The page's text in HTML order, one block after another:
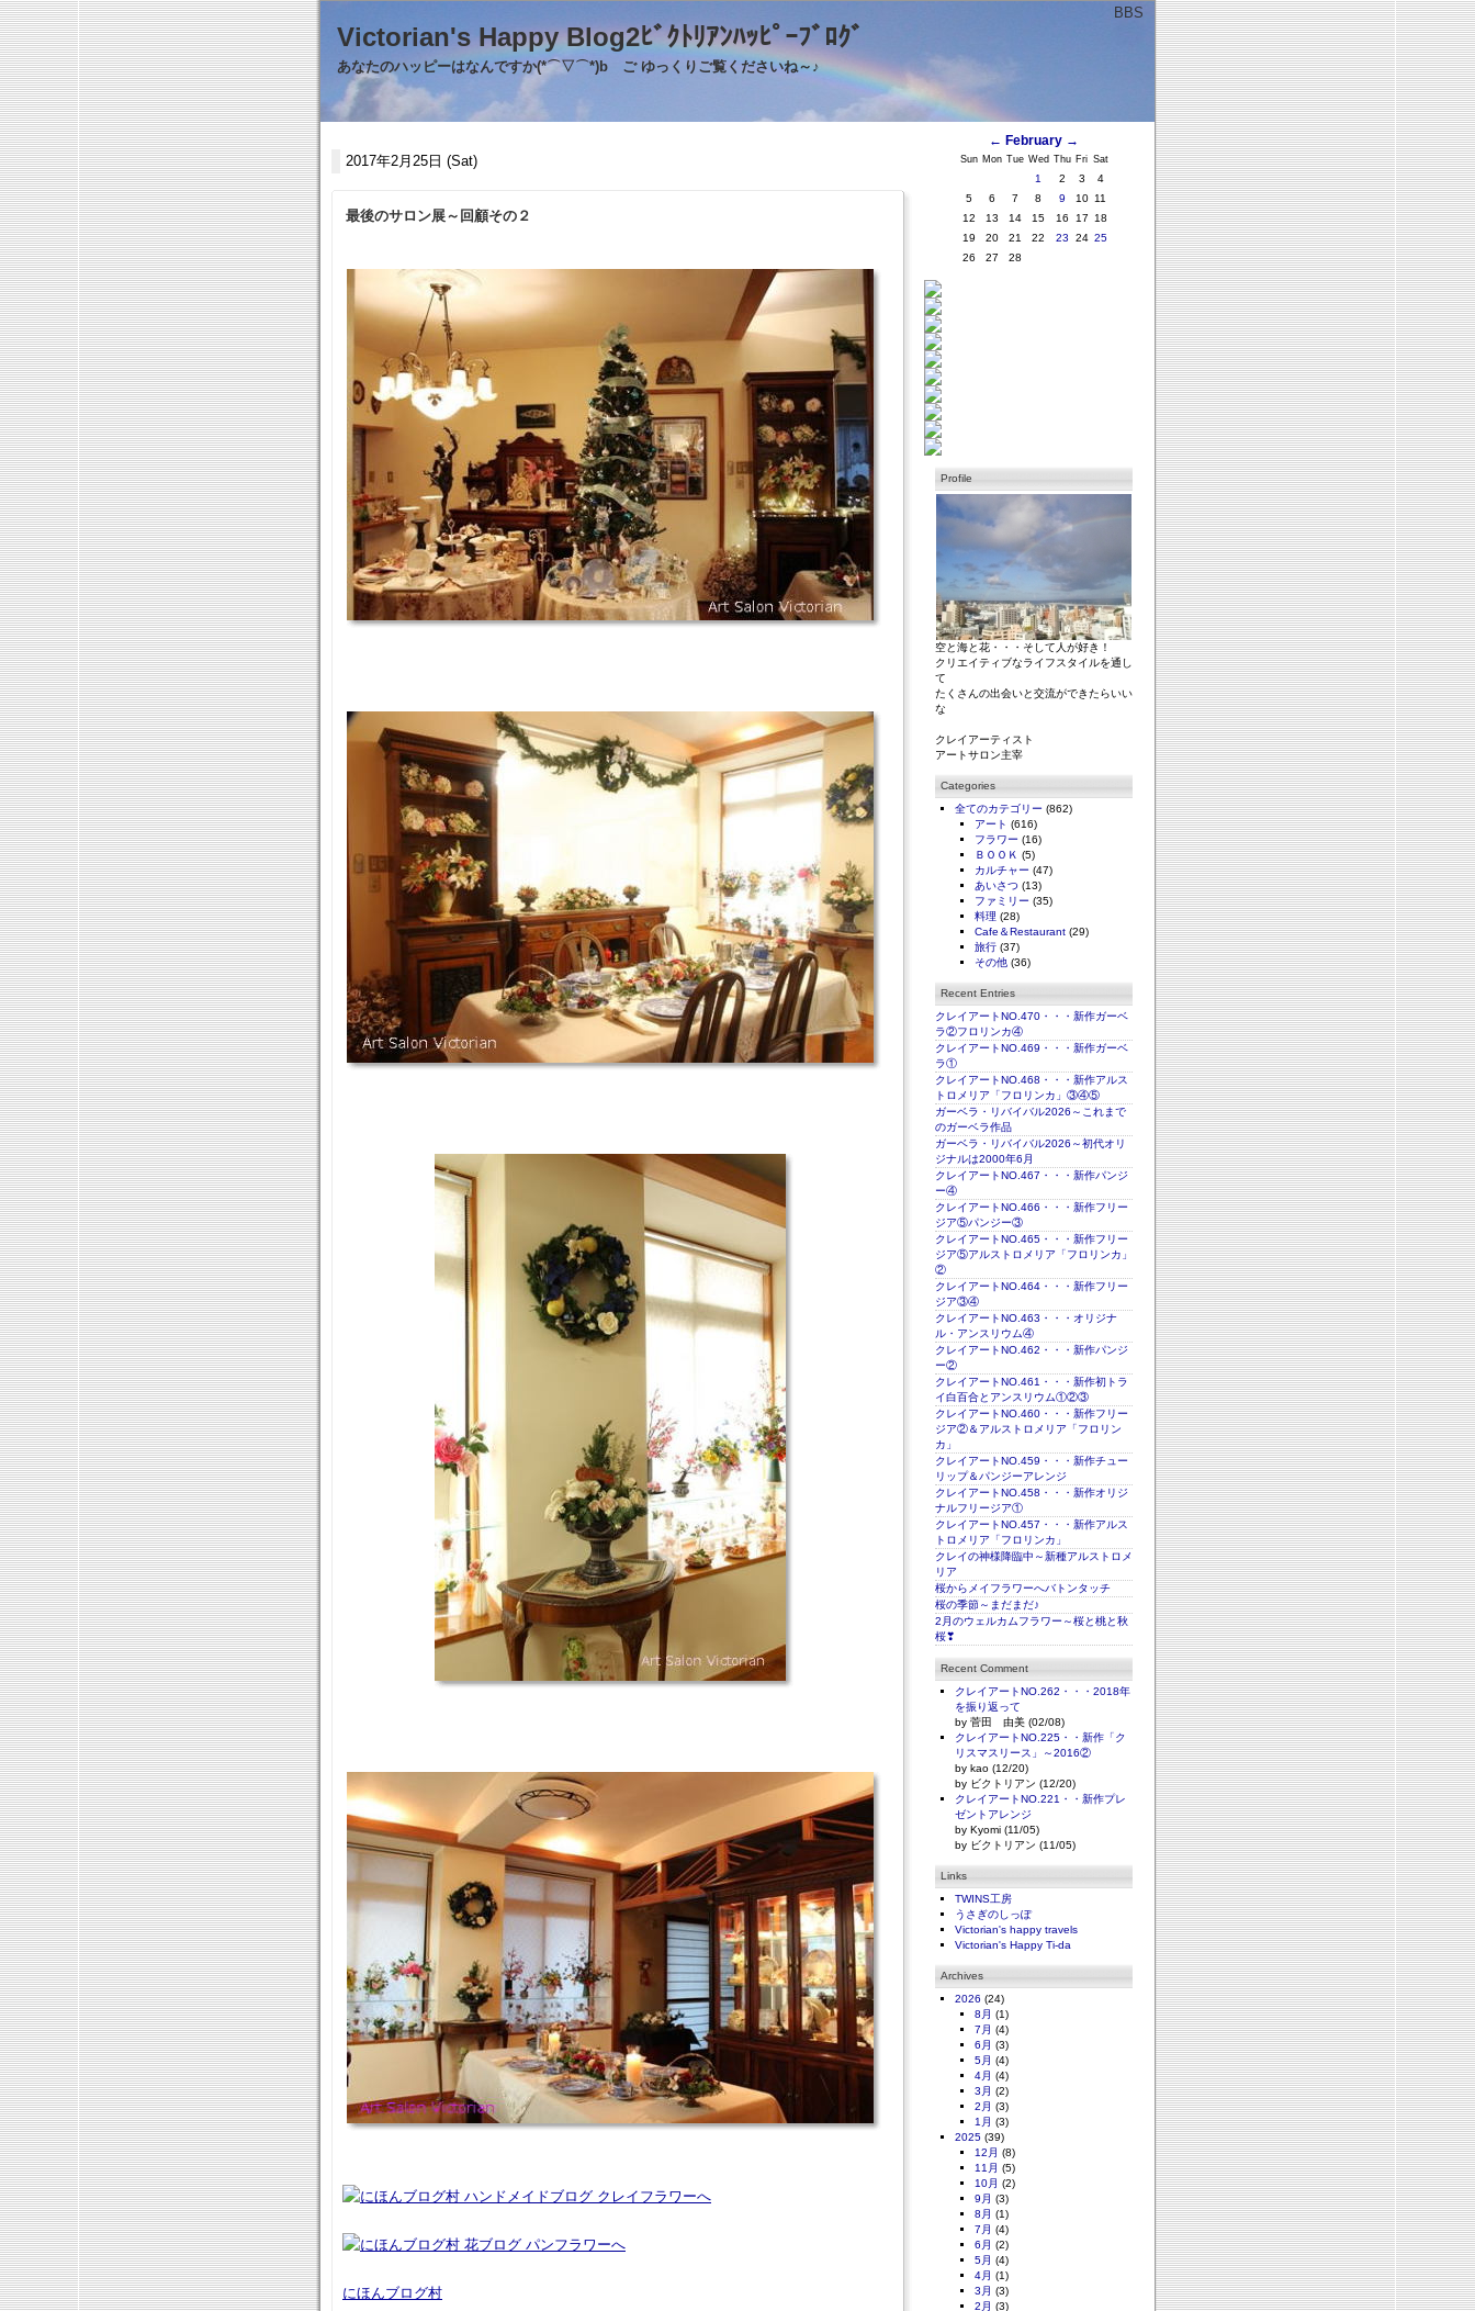
BBS
Victorian's Happy Blog2ﾋﾞｸﾄﾘｱﾝﾊｯﾋﾟｰﾌﾞﾛｸﾞ
あなたのハッピーはなんですか(*⌒▽⌒*)b ご ゆっくりご覧くださいね～♪
2017年2月25日 (Sat)
最後のサロン展～回顧その２
にほんブログ村
← February →
Sun Mon Tue Wed Thu Fri Sat
1 2 3
4
5
6 7 8 9 10 11
12
13 14 15 16 17
18
19
20 21 22 23 24 25
26
27 28
Profile
空と海と花・・・そして人が好き！
クリエイティブなライフスタイルを通し
て
たくさんの出会いと交流ができたらいい
な
クレイアーティスト
アートサロン主宰
Categories
全てのカテゴリー (862)
アート (616)
フラワー (16)
ＢＯＯＫ (5)
カルチャー (47)
あいさつ (13)
ファミリー (35)
料理 (28)
Cafe＆Restaurant (29)
旅行 (37)
その他 (36)
Recent Entries
クレイアートNO.470・・・新作ガーベ
ラ②フロリンカ④
クレイアートNO.469・・・新作ガーベ
ラ①
クレイアートNO.468・・・新作アルス
トロメリア「フロリンカ」③④⑤
ガーベラ・リバイバル2026～これまで
のガーベラ作品
ガーベラ・リバイバル2026～初代オリ
ジナルは2000年6月
クレイアートNO.467・・・新作パンジ
ー④
クレイアートNO.466・・・新作フリー
ジア⑤パンジー③
クレイアートNO.465・・・新作フリー
ジア⑤アルストロメリア「フロリンカ」
②
クレイアートNO.464・・・新作フリー
ジア③④
クレイアートNO.463・・・オリジナ
ル・アンスリウム④
クレイアートNO.462・・・新作パンジ
ー②
クレイアートNO.461・・・新作初トラ
イ白百合とアンスリウム①②③
クレイアートNO.460・・・新作フリー
ジア②＆アルストロメリア「フロリン
カ」
クレイアートNO.459・・・新作チュー
リップ＆パンジーアレンジ
クレイアートNO.458・・・新作オリジ
ナルフリージア①
クレイアートNO.457・・・新作アルス
トロメリア「フロリンカ」
クレイの神様降臨中～新種アルストロメ
リア
桜からメイフラワーへバトンタッチ
桜の季節～まだまだ♪
2月のウェルカムフラワー～桜と桃と秋
桜❣
Recent Comment
クレイアートNO.262・・・2018年
を振り返って
by 菅田 由美 (02/08)
クレイアートNO.225・・新作「ク
リスマスリース」～2016②
by kao (12/20)
by ビクトリアン (12/20)
クレイアートNO.221・・新作プレ
ゼントアレンジ
by Kyomi (11/05)
by ビクトリアン (11/05)
Links
TWINS工房
うさぎのしっぽ
Victorian's happy travels
Victorian's Happy Ti-da
Archives
2026 (24)
8月 (1)
7月 (4)
6月 (3)
5月 (4)
4月 (4)
3月 (2)
2月 (3)
1月 (3)
2025 (39)
12月 (8)
11月 (5)
10月 (2)
9月 (3)
8月 (1)
7月 (4)
6月 (2)
5月 (4)
4月 (1)
3月 (3)
2月 (3)